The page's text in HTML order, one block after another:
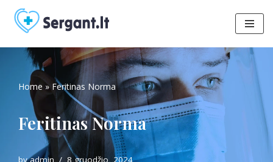
Skip
to
content
Home »Feritinas Norma
Feritinas Norma
byadmin 8 gruodžio, 2024